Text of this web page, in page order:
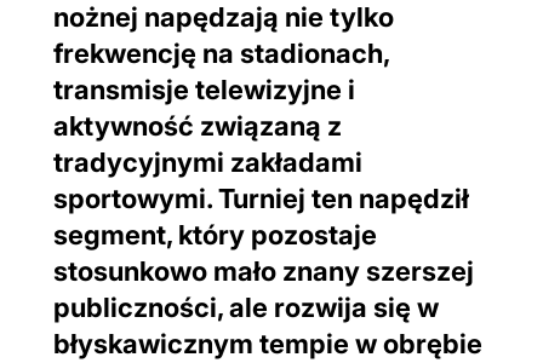
nożnej napędzają nie tylko
frekwencję na stadionach,
transmisje telewizyjne i
aktywność związaną z
tradycyjnymi zakładami
sportowymi. Turniej ten napędził
segment, który pozostaje
stosunkowo mało znany szerszej
publiczności, ale rozwija się w
błyskawicznym tempie w obrębie